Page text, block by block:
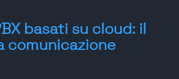
basati su cloud: il
comunicazione